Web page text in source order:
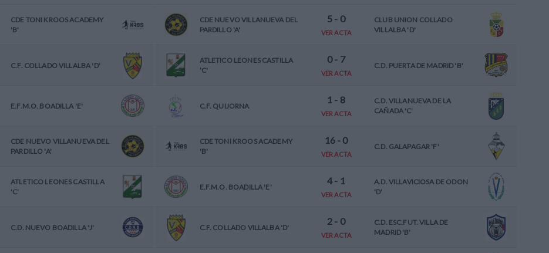
CDE TONI KROOS ACADEMY
'B'
C.F. COLLADO VILLALBA 'D'
E.F.M.O. BOADILLA 'E'
CDE NUEVO VILLANUEVA DEL
PARDILLO 'A'
ATLETICO LEONES CASTILLA
'C'
C.D. NUEVO BOADILLA 'J'
CDE NUEVO VILLANUEVA DEL
PARDILLO 'A'
5 - 0
VER ACTA
CLUB UNION COLLADO
VILLALBA 'D'
ATLETICO LEONES CASTILLA
'C'
0- 7
VER ACTA
C.D. PUERTA DE MADRID 'B'
C.F. QUIJORNA
1 - 8
VER ACTA
C.D. VILLANUEVA DE LA
CAÑADA 'C'
CDE TONI KROOS ACADEMY
'B'
16- 0
VER ACTA
C.D. GALAPAGAR 'F'
E.F.M.O. BOADILLA 'E'
4- 1
VER ACTA
A.D. VILLAVICIOSA DE ODON
'D'
C.F. COLLADO VILLALBA 'D'
2 - 0
VER ACTA
C.D. ESC.FUT. VILLA DE
MADRID 'B'